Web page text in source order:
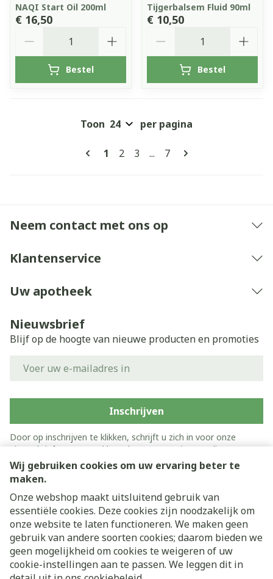
Wij gebruiken cookies om uw ervaring beter te
maken.
Onze webshop maakt uitsluitend gebruik van
essentiële cookies. Deze cookies zijn noodzakelijk om
onze website te laten functioneren. We maken geen
gebruik van andere soorten cookies; daarom bieden we
geen mogelijkheid om cookies te weigeren of uw
cookie-instellingen aan te passen. We leggen dit in
NAQI Start Oil 200ml
€ 16,50
Bestel
Tijgerbalsem Fluid 90ml
€ 10,50
Bestel
Pagina's
U lees momenteel pagina
1 Pagina
2 Pagina
3 ... Pagina
7
Toon per pagina
Neem contact met ons op
Klantenservice
Uw apotheek
Nieuwsbrief
Blijf op de hoogte van nieuwe producten en promoties
Inschrijven
Door op inschrijven te klikken, schrijft u zich in voor onze
nieuwsbrief en gaat u akkoord met onzeprivacy policy.
Juridische links